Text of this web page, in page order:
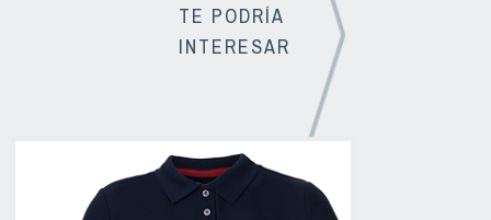
TE PODRÍA
INTERESAR